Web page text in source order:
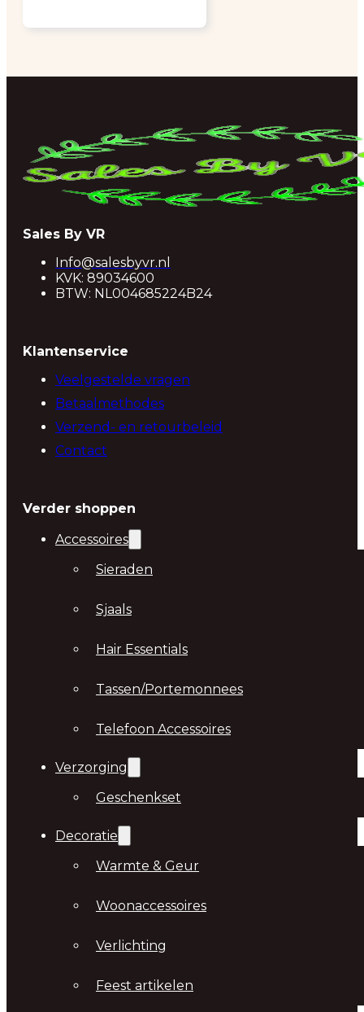
Sales By VR
Info@salesbyvr.nl
KVK: 89034600
BTW: NL004685224B24
Klantenservice
Veelgestelde vragen
Betaalmethodes
Verzend- en retourbeleid
Contact
Verder shoppen
Accessoires
Sieraden
Sjaals
Hair Essentials
Tassen/Portemonnees
Telefoon Accessoires
Verzorging
Geschenkset
Decoratie
Warmte & Geur
Woonaccessoires
Verlichting
Feest artikelen